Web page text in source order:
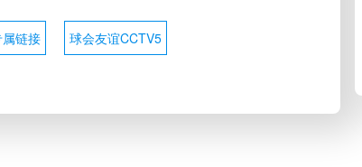
链接 球会友谊CCTV5